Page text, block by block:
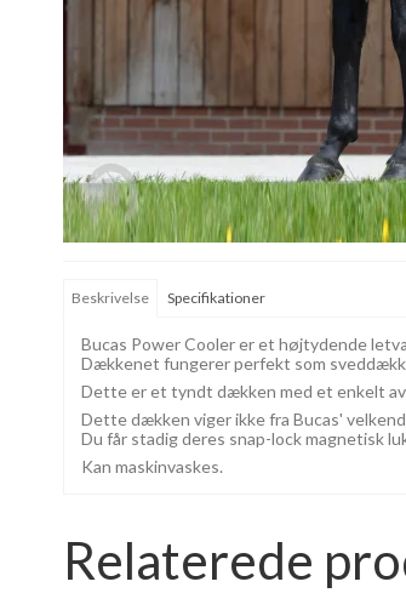
Beskrivelse Specifikationer
Bucas Power Cooler er et højtydende
Dækkenet fungerer perfekt som
Dette er et tyndt dækken med et enkelt
Dette dækken viger ikke fra Bucas'
Du får stadig deres snap-lock magnetisk
Kan maskinvaskes.
Relaterede